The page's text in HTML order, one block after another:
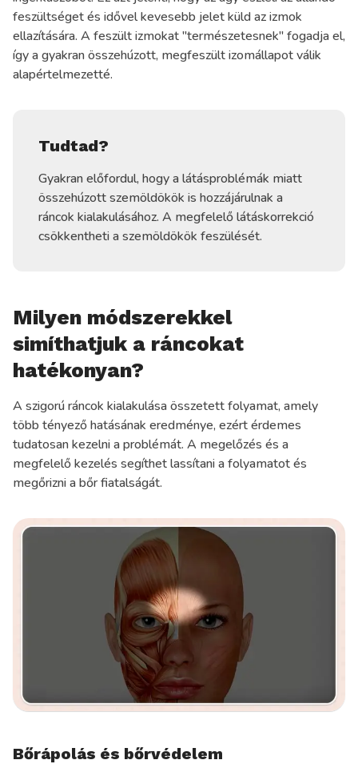
feszültséget és idővel kevesebb jelet küld az izmok
ellazítására. A feszült izmokat "természetesnek" fogadja el,
így a gyakran összehúzott, megfeszült izomállapot válik
alapértelmezetté.
Tudtad?
Gyakran előfordul, hogy a látásproblémák miatt
összehúzott szemöldökök is hozzájárulnak a
ráncok kialakulásához. A megfelelő látáskorrekció
csökkentheti a szemöldökök feszülését.
Milyen módszerekkel
simíthatjuk a ráncokat
hatékonyan?
A szigorú ráncok kialakulása összetett folyamat, amely
több tényező hatásának eredménye, ezért érdemes
tudatosan kezelni a problémát. A megelőzés és a
megfelelő kezelés segíthet lassítani a folyamatot és
megőrizni a bőr fiatalságát.
Bőrápolás és bőrvédelem